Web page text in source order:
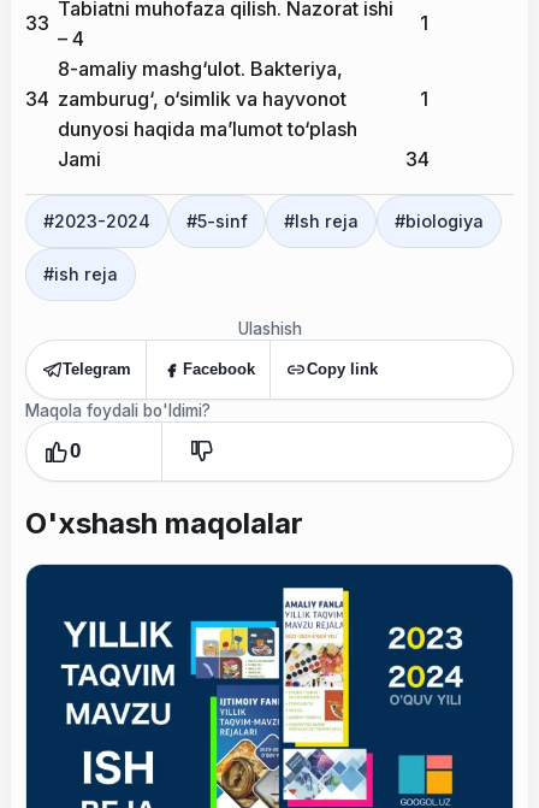
33
Tabiatni muhofaza qilish. Nazorat ishi
– 4
1
34
8-amaliy mashg‘ulot. Bakteriya,
zamburug‘, o‘simlik va hayvonot
dunyosi haqida ma’lumot to‘plash
1
Jami 34
#2023-2024 #5-sinf #Ish reja #biologiya
#ish reja
Ulashish
Telegram Facebook Copy link
Maqola foydali bo'ldimi?
0
O'xshash maqolalar